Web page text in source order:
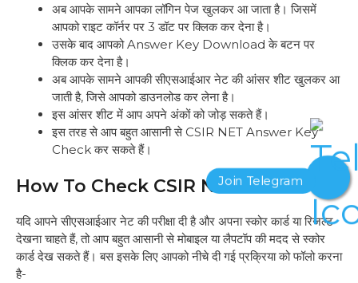
अब आपके सामने आपका लॉगिन पेज खुलकर आ जाता है। जिसमें
आपको राइट कॉर्नर पर 3 डॉट पर क्लिक कर देना है।
उसके बाद आपको Answer Key Download के बटन पर
क्लिक कर देना है।
अब आपके सामने आपकी सीएसआईआर नेट की आंसर शीट खुलकर आ
जाती है, जिसे आपको डाउनलोड कर लेना है।
इस आंसर शीट में आप अपने अंकों को जोड़ सकते हैं।
इस तरह से आप बहुत आसानी से CSIR NET Answer Key
Check कर सकते हैं।
How To Check CSIR NET Result
यदि आपने सीएसआईआर नेट की परीक्षा दी है और अपना स्कोर कार्ड या रिजल्ट
देखना चाहते हैं, तो आप बहुत आसानी से मोबाइल या लैपटॉप की मदद से स्कोर
कार्ड देख सकते हैं। बस इसके लिए आपको नीचे दी गई प्रक्रिया को फॉलो करना
है-